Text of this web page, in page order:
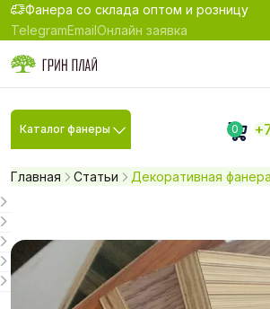
Фанера со склада оптом и розницу
TelegramEmailОнлайн заявка
Каталог фанеры 0
Главная Статьи Декоративная